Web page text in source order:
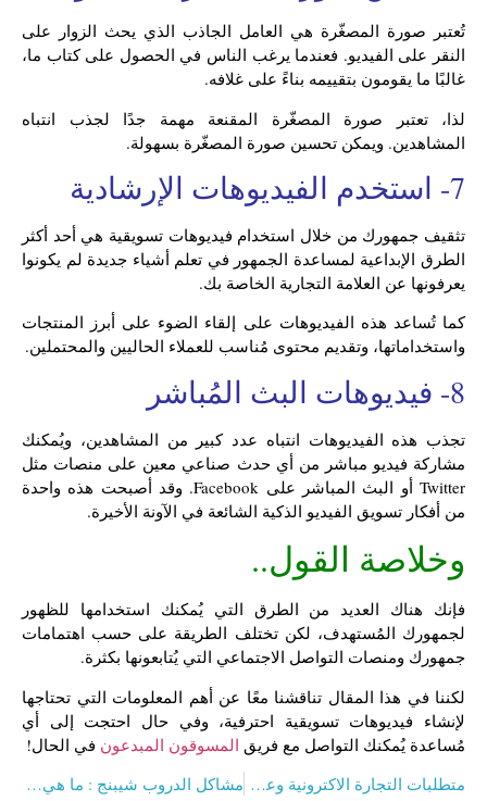
تُعتبر صورة المصغّرة هي العامل الجاذب الذي يحث الزوار على
النقر على الفيديو. فعندما يرغب الناس في الحصول على كتاب ما،
غالبًا ما يقومون بتقييمه بناءً على غلافه.
لذا، تعتبر صورة المصغّرة المقنعة مهمة جدًا لجذب انتباه
المشاهدين. ويمكن تحسين صورة المصغّرة بسهولة.
7- استخدم الفيديوهات الإرشادية
تثقيف جمهورك من خلال استخدام فيديوهات تسويقية هي أحد أكثر
الطرق الإبداعية لمساعدة الجمهور في تعلم أشياء جديدة لم يكونوا
يعرفونها عن العلامة التجارية الخاصة بك.
كما تُساعد هذه الفيديوهات على إلقاء الضوء على أبرز المنتجات
واستخداماتها، وتقديم محتوى مُناسب للعملاء الحاليين والمحتملين.
8- فيديوهات البث المُباشر
تجذب هذه الفيديوهات انتباه عدد كبير من المشاهدين، ويُمكنك
مشاركة فيديو مباشر من أي حدث صناعي معين على منصات مثل
Twitter أو البث المباشر على Facebook. وقد أصبحت هذه واحدة
من أفكار تسويق الفيديو الذكية الشائعة في الآونة الأخيرة.
وخلاصة القول..
فإنك هناك العديد من الطرق التي يُمكنك استخدامها للظهور
لجمهورك المُستهدف، لكن تختلف الطريقة على حسب اهتمامات
جمهورك ومنصات التواصل الاجتماعي التي يُتابعونها بكثرة.
لكننا في هذا المقال تناقشنا معًا عن أهم المعلومات التي تحتاجها
لإنشاء فيديوهات تسويقية احترفية، وفي حال احتجت إلى أي
مُساعدة يُمكنك التواصل مع فريق المسوقون المبدعون في الحال!
متطلبات التجارة الاكترونية وعقوبة من يخالف شروطها؟
مشاكل الدروب شيبنج : ما هي وما حلولها ؟